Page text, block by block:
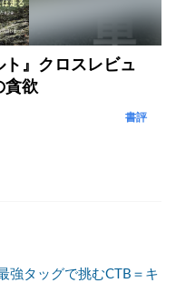
ト』クロスレビュ
貪欲
書評
タッグで挑むCTB＝キ